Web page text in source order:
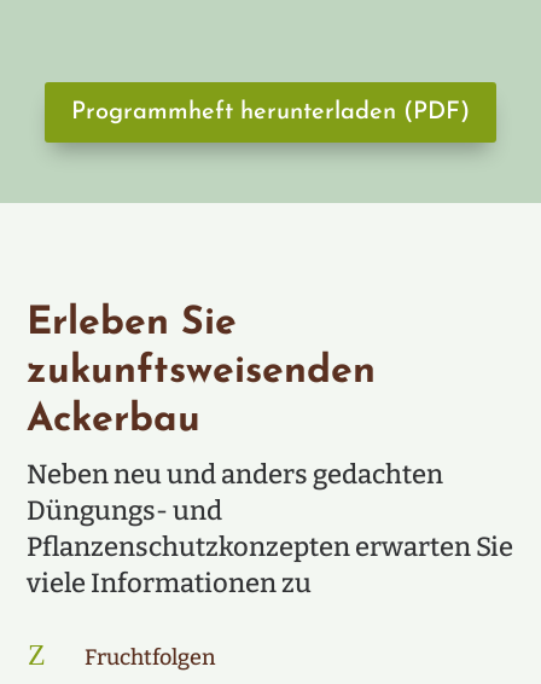
Programmheft herunterladen (PDF)
Erleben Sie
zukunftsweisenden
Ackerbau
Neben neu und anders gedachten
Düngungs- und
Pflanzenschutzkonzepten erwarten Sie
viele Informationen zu
Z Fruchtfolgen